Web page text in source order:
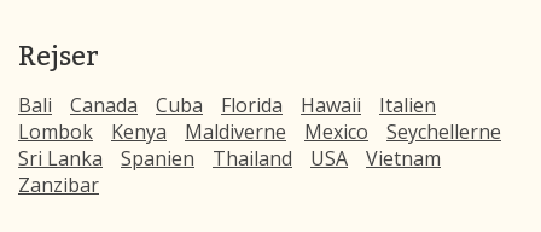
Rejser
Bali Canada Cuba Florida Hawaii
Italien
Lombok
Kenya Maldiverne Mexico
Seychellerne
Sri Lanka
Spanien Thailand USA
Vietnam
Zanzibar